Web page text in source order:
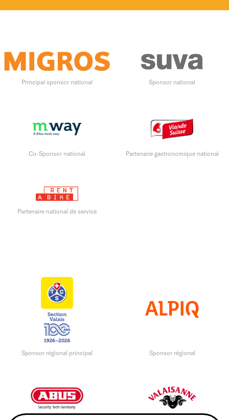
Principal sponsor national Sponsor national
Co-Sponsor national Partenaire gastronomique national
Partenaire national de service
Sponsor régional principal Sponsor régional